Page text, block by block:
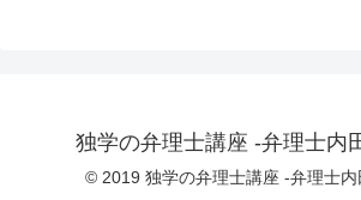
独学の弁理士講座 -弁理士内
© 2019 独学の弁理士講座 -弁理士内